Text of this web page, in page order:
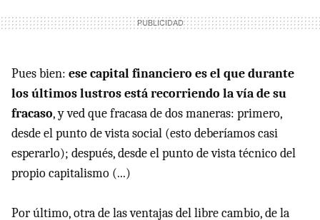
Pues bien: ese capital financiero es el que durante
los últimos lustros está recorriendo la vía de su
fracaso, y ved que fracasa de dos maneras: primero,
desde el punto de vista social (esto deberíamos casi
esperarlo); después, desde el punto de vista técnico del
propio capitalismo (...)
Por último, otra de las ventajas del libre cambio, de la